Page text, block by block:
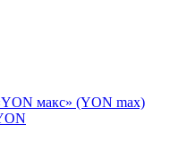
макс» (YON max)